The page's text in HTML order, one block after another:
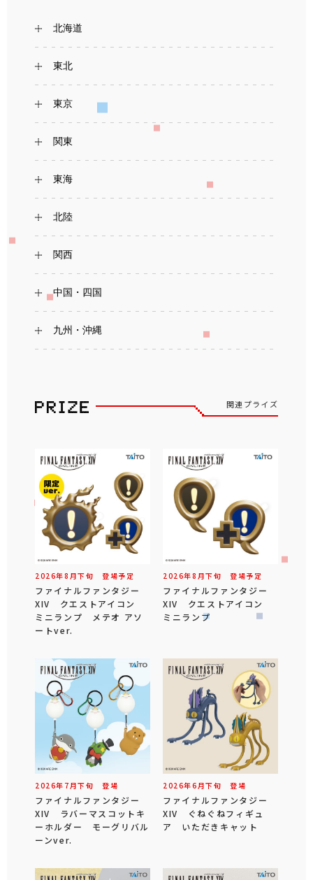
北海道
東北
東京
関東
東海
北陸
関西
中国・四国
九州・沖縄
関連プライズ
2026年8 月下旬 登場予定
ファイナルファンタジー
XIV クエストアイコン
ミニランプ メテオ アソ
ートver.
2026年8 月下旬 登場予定
ファイナルファンタジー
XIV クエストアイコン
ミニランプ
2026年 7 月下旬 登場
ファイナルファンタジー
XIV ラバーマスコットキ
ーホルダー モーグリバル
ーンver.
2026年6 月下旬 登場
ファイナルファンタジー
XIV ぐねぐねフィギュ
ア いただきキャット